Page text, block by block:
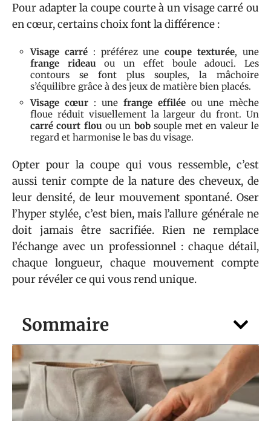
Sommaire
Pour adapter la coupe courte à un visage carré ou
en cœur, certains choix font la différence :
Visage carré: préférez unecoupe texturée, une
frange rideau ou un effet boule adouci. Les
contours se font plus souples, la mâchoire
s’équilibre grâce à des jeux de matière bien placés.
Visage cœur : une frange effilée ou une mèche
floue réduit visuellement la largeur du front. Un
carré court flou ou un bobsouple met en valeur le
regard et harmonise le bas du visage.
Opter pour la coupe qui vous ressemble, c’est
aussi tenir compte de la nature des cheveux, de
leur densité, de leur mouvement spontané. Oser
l’hyper stylée, c’est bien, mais l’allure générale ne
doit jamais être sacrifiée. Rien ne remplace
l’échange avec un professionnel : chaque détail,
chaque longueur, chaque mouvement compte
pour révéler ce qui vous rend unique.